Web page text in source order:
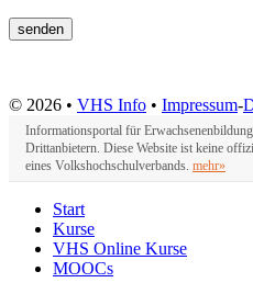
© 2026 • VHS Info • Impressum-
Informationsportal für
Drittanbietern. Diese Website ist keine
eines Volkshochschulverbands. mehr»
Start
Kurse
VHS Online Kurse
MOOCs